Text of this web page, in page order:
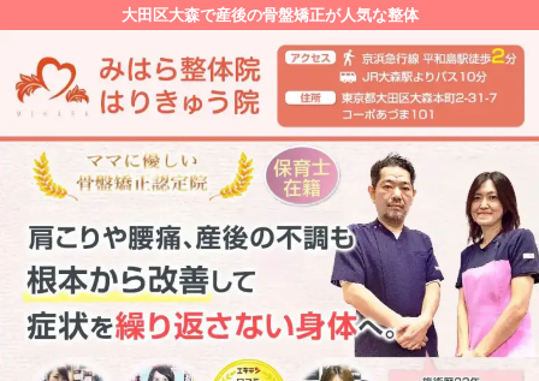
大田区大森で産後の骨盤矯正が人気な整体